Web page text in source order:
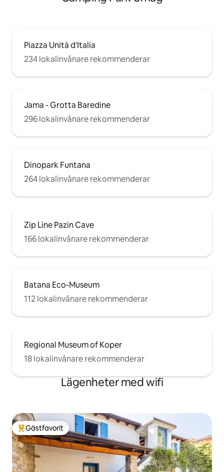
Piazza Unità d'Italia
234 lokalinvånare rekommenderar
Jama - Grotta Baredine
296 lokalinvånare rekommenderar
Dinopark Funtana
264 lokalinvånare rekommenderar
Zip Line Pazin Cave
166 lokalinvånare rekommenderar
Batana Eco-Museum
112 lokalinvånare rekommenderar
Regional Museum of Koper
18 lokalinvånare rekommenderar
Lägenheter med wifi
Populär gästfavorit
Gästfavorit